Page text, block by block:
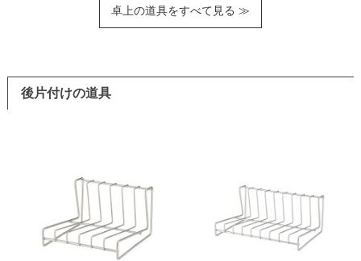
卓上の道具をすべて見る ≫
後片付けの道具